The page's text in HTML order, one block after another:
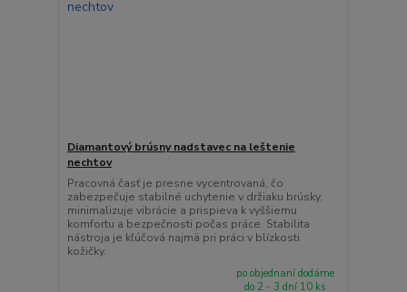
Diamantový brúsny nadstavec na leštenie
nechtov
Pracovná časť je presne vycentrovaná, čo
zabezpečuje stabilné uchytenie v držiaku brúsky,
minimalizuje vibrácie a prispieva k vyššiemu
komfortu a bezpečnosti počas práce. Stabilita
nástroja je kľúčová najmä pri práci v blízkosti
kožičky.
po objednaní dodáme
do 2 - 3 dní 10 ks